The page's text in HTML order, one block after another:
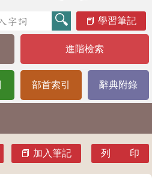
學習筆記
進階檢索
部首索引 辭典附錄
加入筆記 列 印